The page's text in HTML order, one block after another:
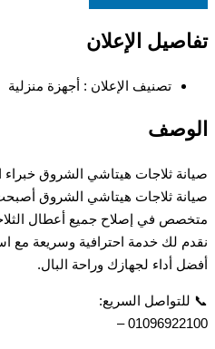
الإعلان
تصنيف الإعلان :أجهزة منزلية
ثلاجات هيتاشي الشروق خبراء
ثلاجات هيتاشي الشروق أصبحت
في إصلاح جميع أعطال الثلاجات
لك خدمة احترافية وسريعة مع
أداء لجهازك وراحة البال.
السريع: